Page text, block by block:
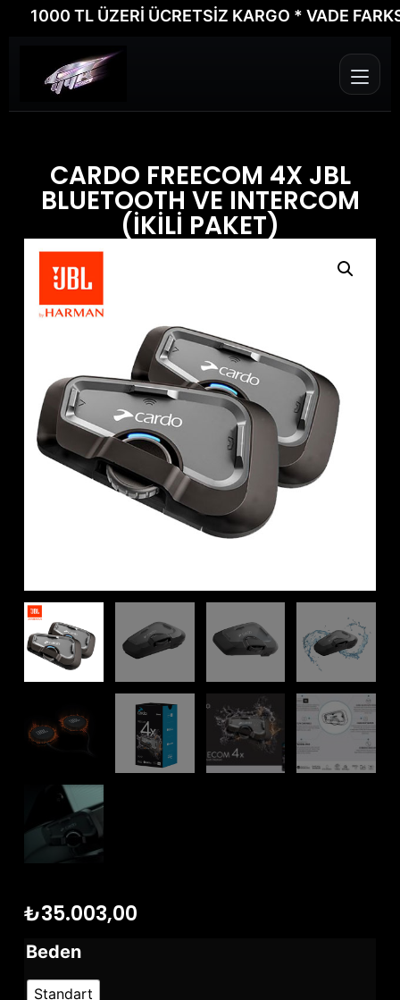
1000 TL ÜZERİ ÜCRETSİZ KARGO * VADE
CARDO FREECOM 4X JBL
BLUETOOTH VE INTERCOM
(İKİLİ PAKET)
₺35.003,00
Beden
Standart